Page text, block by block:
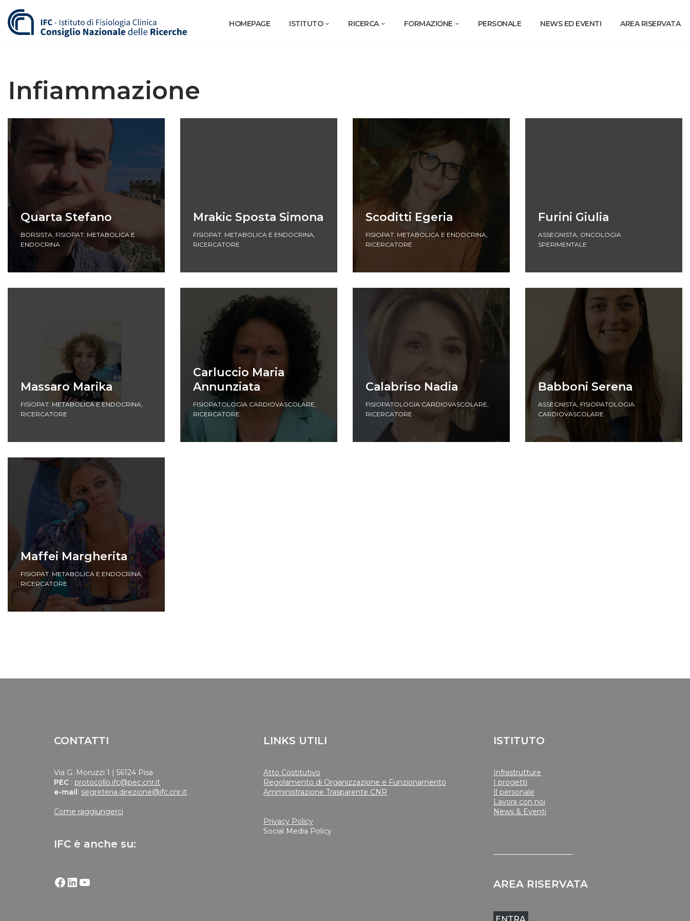
Vai
al
HOMEPAGE ISTITUTO RICERCA FORMAZIONE PERSONALE NEWS ED EVENTI AREA RISERVATA
Infiammazione
Quarta Stefano
BORSISTA, FISIOPAT. METABOLICA E
ENDOCRINA
Mrakic Sposta Simona
FISIOPAT. METABOLICA E ENDOCRINA,
RICERCATORE
Scoditti Egeria
FISIOPAT. METABOLICA E ENDOCRINA,
RICERCATORE
Furini Giulia
ASSEGNISTA, ONCOLOGIA
SPERIMENTALE
Massaro Marika
FISIOPAT. METABOLICA E ENDOCRINA,
RICERCATORE
Carluccio Maria
Annunziata
FISIOPATOLOGIA CARDIOVASCOLARE,
RICERCATORE
Calabriso Nadia
FISIOPATOLOGIA CARDIOVASCOLARE,
RICERCATORE
Babboni Serena
ASSEGNISTA, FISIOPATOLOGIA
CARDIOVASCOLARE
Maffei Margherita
FISIOPAT. METABOLICA E ENDOCRINA,
RICERCATORE
CONTATTI
Via G. Moruzzi 1 | 56124 Pisa
PEC : protocollo.ifc@pec.cnr.it
e-mail: segreteria.direzione@ifc.cnr.it
Come raggiungerci
IFC è anche su:
LINKS UTILI
Atto Costitutivo
Regolamento di Organizzazione e Funzionamento
Amministrazione Trasparente CNR
Privacy Policy
Social Media Policy
ISTITUTO
Infrastrutture
I progetti
Il personale
Lavora con noi
News & Eventi
AREA RISERVATA